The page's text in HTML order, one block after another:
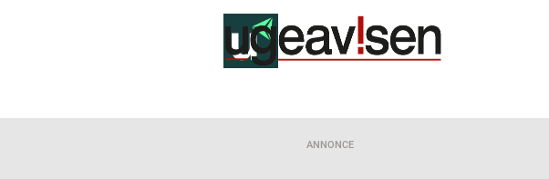
ANNONCE